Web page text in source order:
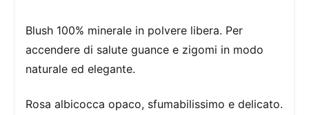
Blush 100% minerale in polvere libera. Per
accendere di salute guance e zigomi in modo
naturale ed elegante.
Rosa albicocca opaco, sfumabilissimo e delicato.